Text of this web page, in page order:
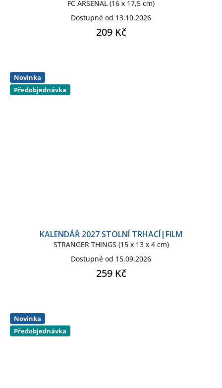
FC ARSENAL (16 x 17,5 cm)
Dostupné od 13.10.2026
209 Kč
Novinka
Předobjednávka
KALENDÁŘ 2027 STOLNÍ TRHACÍ|FILM
STRANGER THINGS (15 x 13 x 4 cm)
Dostupné od 15.09.2026
259 Kč
Novinka
Předobjednávka